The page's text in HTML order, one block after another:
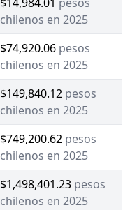
chilenos en 2025
$74,920.06 pesos
chilenos en 2025
$149,840.12 pesos
chilenos en 2025
$749,200.62 pesos
chilenos en 2025
$1,498,401.23 pesos
chilenos en 2025